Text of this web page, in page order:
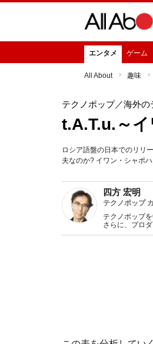
エンタメ ゲーム
All About 趣味
テクノポップ／海外の
t.A.T.u.～
ロシア語盤の日本でのリリ
夫なのか? イワン・シャポハ
四方 宏明
テクノポップ
テクノポップ
さらに、プロ
Twitter（